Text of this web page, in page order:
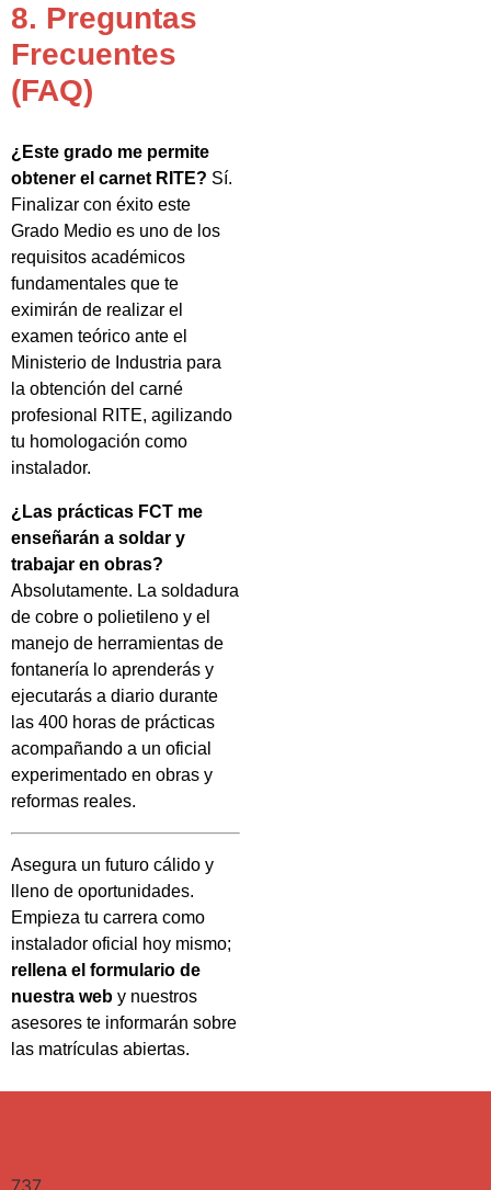
8. Preguntas
Frecuentes
(FAQ)
¿Este grado me permite
obtener el carnet RITE? Sí.
Finalizar con éxito este
Grado Medio es uno de los
requisitos académicos
fundamentales que te
eximirán de realizar el
examen teórico ante el
Ministerio de Industria para
la obtención del carné
profesional RITE, agilizando
tu homologación como
instalador.
¿Las prácticas FCT me
enseñarán a soldar y
trabajar en obras?
Absolutamente. La soldadura
de cobre o polietileno y el
manejo de herramientas de
fontanería lo aprenderás y
ejecutarás a diario durante
las 400 horas de prácticas
acompañando a un oficial
experimentado en obras y
reformas reales.
Asegura un futuro cálido y
lleno de oportunidades.
Empieza tu carrera como
instalador oficial hoy mismo;
rellena el formulario de
nuestra web y nuestros
asesores te informarán sobre
las matrículas abiertas.